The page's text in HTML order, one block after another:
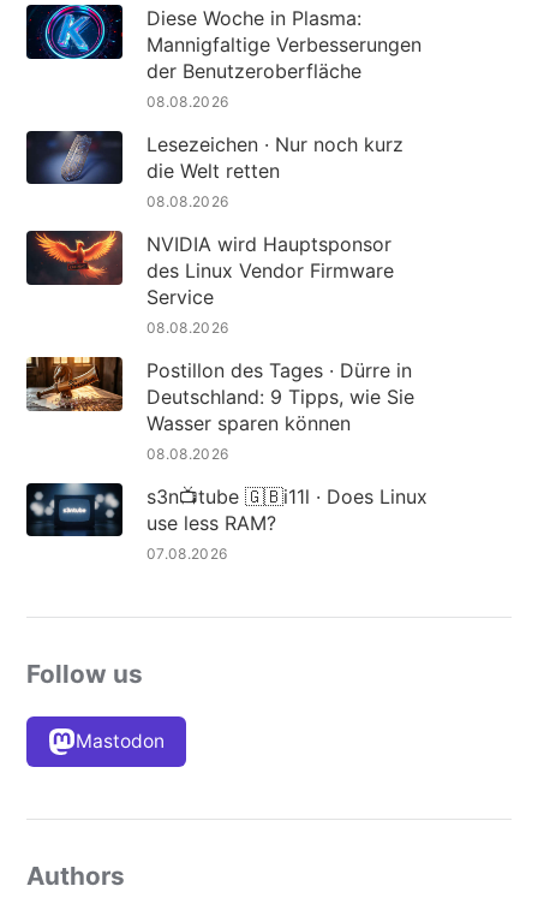
Diese Woche in Plasma:
Mannigfaltige Verbesserungen
der Benutzeroberfläche
08.08.2026
Lesezeichen · Nur noch kurz
die Welt retten
08.08.2026
NVIDIA wird Hauptsponsor
des Linux Vendor Firmware
Service
08.08.2026
Postillon des Tages · Dürre in
Deutschland: 9 Tipps, wie Sie
Wasser sparen können
08.08.2026
s3n📺tube 🇬🇧i11l · Does Linux
use less RAM?
07.08.2026
Follow us
Mastodon
Authors